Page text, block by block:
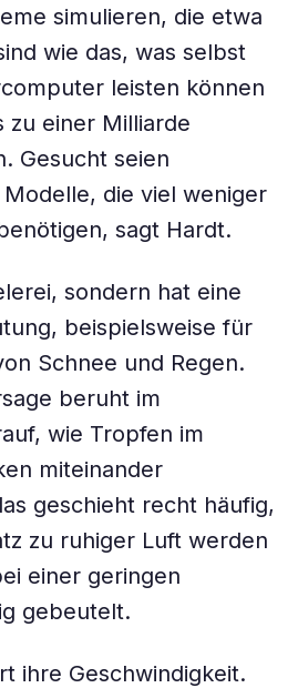
simulieren, die etwa
wie das, was selbst
leisten können
zu einer Milliarde
Gesucht seien
die viel weniger
sagt Hardt.
sondern hat eine
beispielsweise für
Schnee und Regen.
beruht im
wie Tropfen im
miteinander
geschieht recht häufig,
zu ruhiger Luft werden
einer geringen
gebeutelt.
ihre Geschwindigkeit.